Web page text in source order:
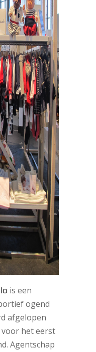
is een
ogend
afgelopen
voor het eerst
Agentschap